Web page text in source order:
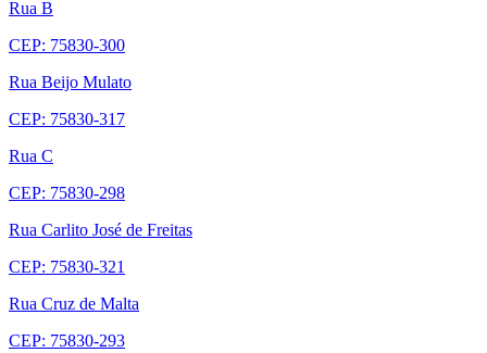
Rua B
CEP: 75830-300
Rua Beijo Mulato
CEP: 75830-317
Rua C
CEP: 75830-298
Rua Carlito José de Freitas
CEP: 75830-321
Rua Cruz de Malta
CEP: 75830-293